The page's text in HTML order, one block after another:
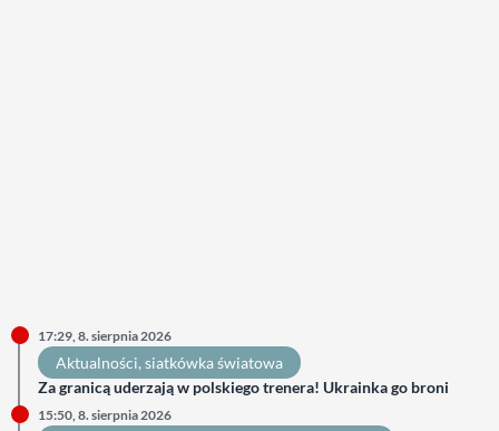
17:29, 8. sierpnia 2026
Aktualności, siatkówka światowa
Za granicą uderzają w polskiego trenera! Ukrainka go broni
15:50, 8. sierpnia 2026